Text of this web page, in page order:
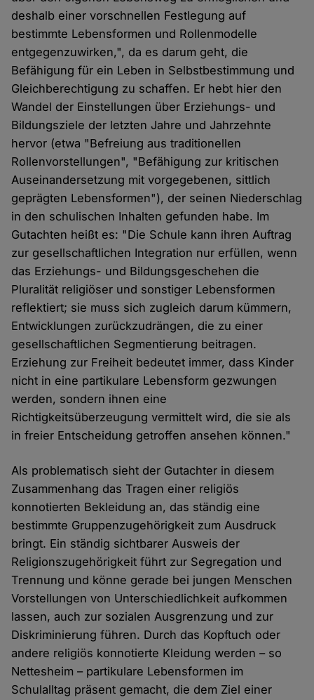
deshalb einer vorschnellen Festlegung auf
bestimmte Lebensformen und Rollenmodelle
entgegenzuwirken,", da es darum geht, die
Befähigung für ein Leben in Selbstbestimmung und
Gleichberechtigung zu schaffen. Er hebt hier den
Wandel der Einstellungen über Erziehungs- und
Bildungsziele der letzten Jahre und Jahrzehnte
hervor (etwa "Befreiung aus traditionellen
Rollenvorstellungen", "Befähigung zur kritischen
Auseinandersetzung mit vorgegebenen, sittlich
geprägten Lebensformen"), der seinen Niederschlag
in den schulischen Inhalten gefunden habe. Im
Gutachten heißt es: "Die Schule kann ihren Auftrag
zur gesellschaftlichen Integration nur erfüllen, wenn
das Erziehungs- und Bildungsgeschehen die
Pluralität religiöser und sonstiger Lebensformen
reflektiert; sie muss sich zugleich darum kümmern,
Entwicklungen zurückzudrängen, die zu einer
gesellschaftlichen Segmentierung beitragen.
Erziehung zur Freiheit bedeutet immer, dass Kinder
nicht in eine partikulare Lebensform gezwungen
werden, sondern ihnen eine
Richtigkeitsüberzeugung vermittelt wird, die sie als
in freier Entscheidung getroffen ansehen können."
Als problematisch sieht der Gutachter in diesem
Zusammenhang das Tragen einer religiös
konnotierten Bekleidung an, das ständig eine
bestimmte Gruppenzugehörigkeit zum Ausdruck
bringt. Ein ständig sichtbarer Ausweis der
Religionszugehörigkeit führt zur Segregation und
Trennung und könne gerade bei jungen Menschen
Vorstellungen von Unterschiedlichkeit aufkommen
lassen, auch zur sozialen Ausgrenzung und zur
Diskriminierung führen. Durch das Kopftuch oder
andere religiös konnotierte Kleidung werden – so
Nettesheim – partikulare Lebensformen im
Schulalltag präsent gemacht, die dem Ziel einer